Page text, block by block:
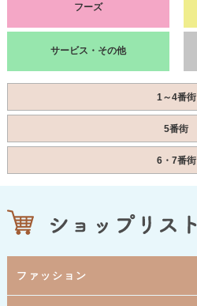
フーズ
サービス・その他
1～4番街
5番街
6・7番街
ファッション